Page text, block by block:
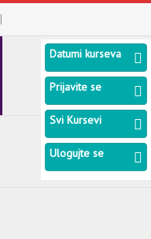
Datumi kurseva
Prijavite se
Svi Kursevi
Ulogujte se